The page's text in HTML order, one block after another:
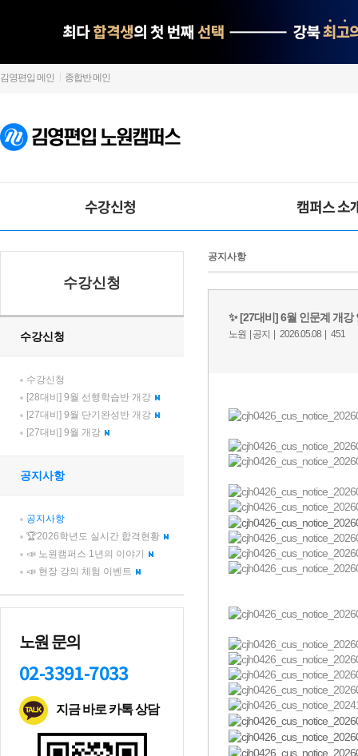
김영편입 메인 종합반 메인
수강신청 캠퍼스 소
수강신청
수강신청
수강신청
[28대비] 9월 선행학습반 개강
[27대비] 9월 단기완성반 개강
[27대비] 9월 개강
공지사항
공지사항
🏆2026학년도 실시간 합격현황
📣 노원캠퍼스 1년의 이야기
📣 현장 강의 체험 이벤트
노원 문의
02-3391-7033
지금 바로 카톡 상담
공지사항